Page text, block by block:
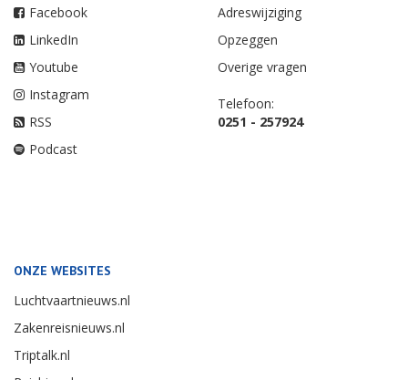
Facebook
LinkedIn
Youtube
Instagram
RSS
Podcast
Adreswijziging
Opzeggen
Overige vragen
Telefoon:
0251 - 257924
ONZE WEBSITES
Luchtvaartnieuws.nl
Zakenreisnieuws.nl
Triptalk.nl